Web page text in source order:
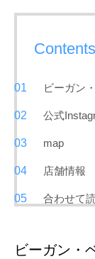
Contents
ビーガン
公式
map
店舗情報
合わせて
ビーガン・